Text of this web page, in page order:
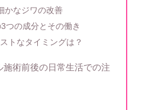
かなジワの改善
3つの成分とその働き
トなタイミングは？
施術前後の日常生活での注